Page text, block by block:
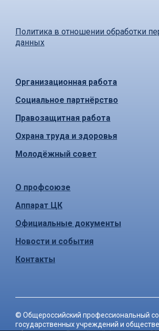
Политика в отношении обработки
данных
Организационная работа
Социальное партнёрство
Правозащитная работа
Охрана труда и здоровья
Молодёжный совет
О профсоюзе
Аппарат ЦК
Официальные документы
Новости и события
Контакты
© Общероссийский профессиональный
государственных учреждений и